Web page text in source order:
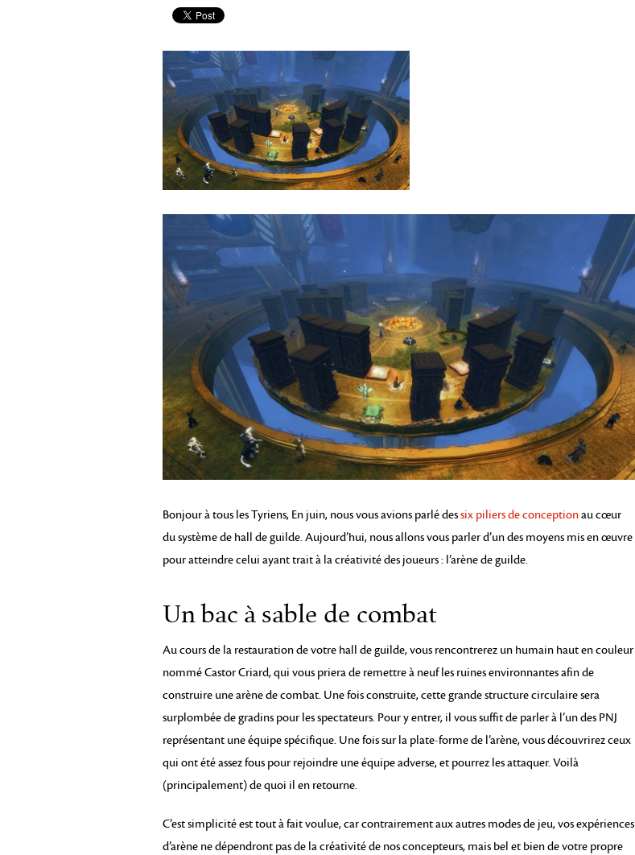
Bonjour à tous les Tyriens, En juin, nous vous avions parlé dessix piliers de conceptionau cœur
du système de hall de guilde. Aujourd’hui, nous allons vous parler d’un des moyens mis en œuvre
pour atteindre celui ayant trait à la créativité des joueurs : l’arène de guilde.
Un bac à sable de combat
Au cours de la restauration de votre hall de guilde, vous rencontrerez un humain haut en couleur
nommé Castor Criard, qui vous priera de remettre à neuf les ruines environnantes afin de
construire une arène de combat. Une fois construite, cette grande structure circulaire sera
surplombée de gradins pour les spectateurs. Pour y entrer, il vous suffit de parler à l’un des PNJ
représentant une équipe spécifique. Une fois sur la plate-forme de l’arène, vous découvrirez ceux
qui ont été assez fous pour rejoindre une équipe adverse, et pourrez les attaquer. Voilà
(principalement) de quoi il en retourne.
C’est simplicité est tout à fait voulue, car contrairement aux autres modes de jeu, vos expériences
d’arène ne dépendront pas de la créativité de nos concepteurs, mais bel et bien de votre propre